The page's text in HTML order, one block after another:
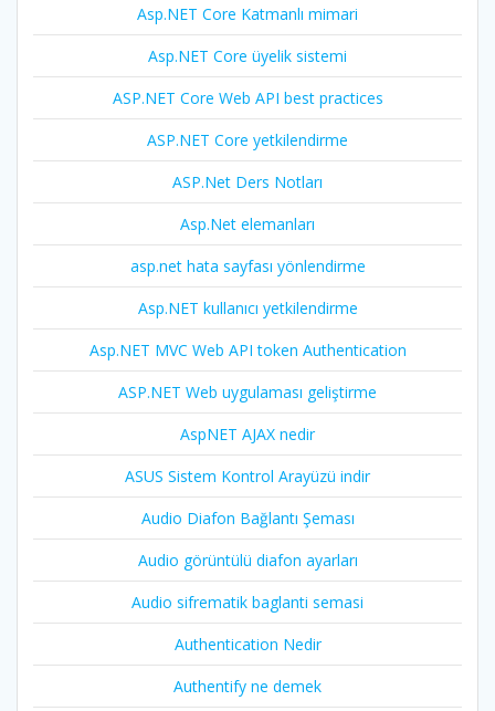
Asp.NET Core Katmanlı mimari
Asp.NET Core üyelik sistemi
ASP.NET Core Web API best practices
ASP.NET Core yetkilendirme
ASP.Net Ders Notları
Asp.Net elemanları
asp.net hata sayfası yönlendirme
Asp.NET kullanıcı yetkilendirme
Asp.NET MVC Web API token Authentication
ASP.NET Web uygulaması geliştirme
AspNET AJAX nedir
ASUS Sistem Kontrol Arayüzü indir
Audio Diafon Bağlantı Şeması
Audio görüntülü diafon ayarları
Audio sifrematik baglanti semasi
Authentication Nedir
Authentify ne demek